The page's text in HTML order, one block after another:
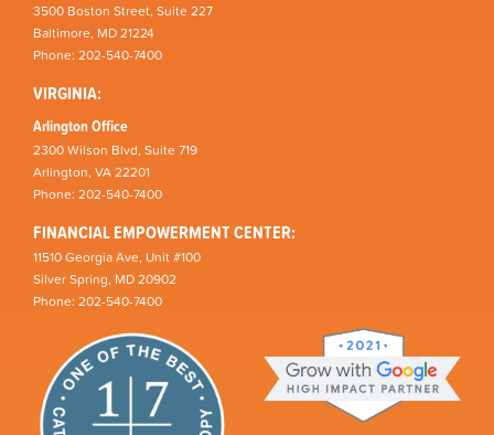
3500 Boston Street, Suite 227
Baltimore, MD 21224
Phone: 202-540-7400
VIRGINIA:
Arlington Office
2300 Wilson Blvd, Suite 719
Arlington, VA 22201
Phone: 202-540-7400
FINANCIAL EMPOWERMENT CENTER:
11510 Georgia Ave, Unit #100
Silver Spring, MD 20902
Phone: 202-540-7400